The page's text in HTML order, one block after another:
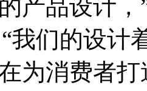
产品设计，
我们的设计
为消费者